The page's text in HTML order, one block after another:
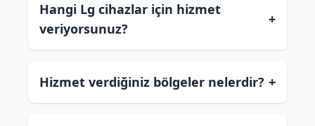
Hangi Lg cihazlar için hizmet
veriyorsunuz?
+
Hizmet verdiğiniz bölgeler nelerdir? +